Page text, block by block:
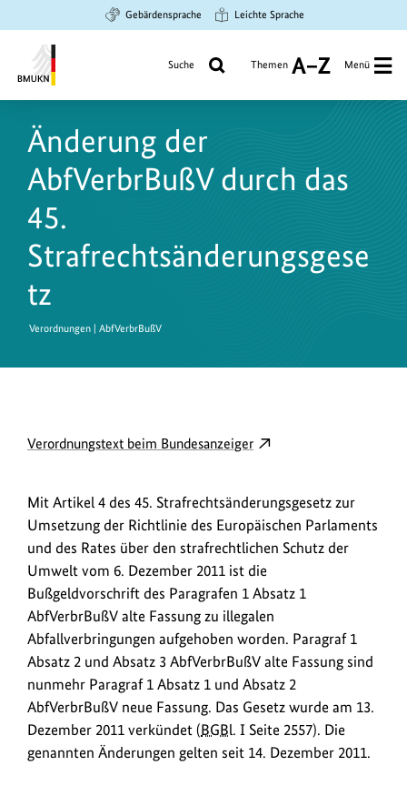
Hauptinhalt
springen
Suche
springen
Hauptnavigation
springen
Gebärdensprache Leichte Sprache
Umwelt,
Naturschutz
nukleare
Sicherheit
Suche Themen
A
Z
Menü
Änderung der
AbfVerbrBußV durch das
45.
Strafrechtsänderungsgese
tz
Verordnungen | AbfVerbrBußV
D
w
n
l
o
a
d
s
/
L
i
n
Verordnungstext beim Bundesanzeigerexterner
in
neuem
Fenster:
Verordnungstext
beim
Bundesanzeiger
Mit Artikel 4 des 45. Strafrechtsänderungsgesetz zur
Umsetzung der Richtlinie des Europäischen Parlaments
und des Rates über den strafrechtlichen Schutz der
Umwelt vom 6. Dezember 2011 ist die
Bußgeldvorschrift des Paragrafen 1 Absatz 1
AbfVerbrBußV alte Fassung zu illegalen
Abfallverbringungen aufgehoben worden. Paragraf 1
Absatz 2 und Absatz 3 AbfVerbrBußV alte Fassung sind
nunmehr Paragraf 1 Absatz 1 und Absatz 2
AbfVerbrBußV neue Fassung. Das Gesetz wurde am 13.
Dezember 2011 verkündet (BGBl. I Seite 2557). Die
genannten Änderungen gelten seit 14. Dezember 2011.